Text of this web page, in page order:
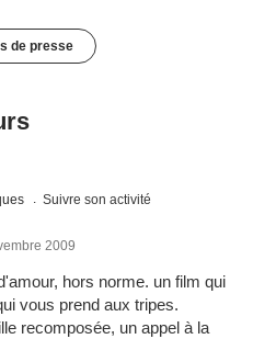
de presse
Suivre son activité
2009
hors norme. un film qui
vous prend aux tripes.
recomposée, un appel à la